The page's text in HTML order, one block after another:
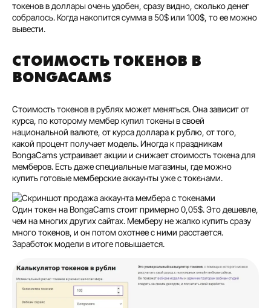
токенов в доллары очень удобен, сразу видно, сколько денег
собралось. Когда накопится сумма в 50$ или 100$, то ее можно
вывести.
СТОИМОСТЬ ТОКЕНОВ В
BONGACAMS
Стоимость токенов в рублях может меняться. Она зависит от
курса, по которому мембер купил токены в своей
национальной валюте, от курса доллара к рублю, от того,
какой процент получает модель. Иногда к праздникам
BongaCams устраивает акции и снижает стоимость токена для
мемберов. Есть даже специальные магазины, где можно
купить готовые мемберские аккаунты уже с токенами.
Один токен на BongaCams стоит примерно 0,05$. Это дешевле,
чем на многих других сайтах. Мемберу не жалко купить сразу
много токенов, и он потом охотнее с ними расстается.
Заработок модели в итоге повышается.